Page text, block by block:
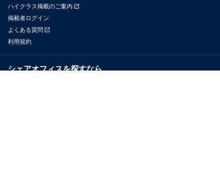
ハイクラス掲載のご案内
掲載者ログイン
よくある質問
利用規約
シェアオフィスを探すなら